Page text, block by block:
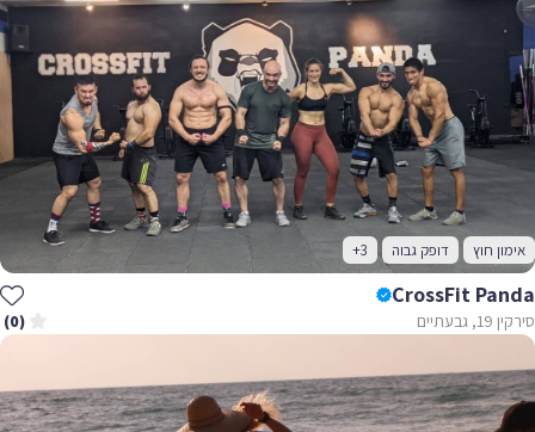
אימון חוץ דופק גבוה +3
CrossFit Panda
סירקין 19, גבעתיים (0)